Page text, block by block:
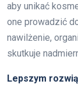
aby unikać
one prowadzić
nawilżenie,
skutkuje
Lepszym